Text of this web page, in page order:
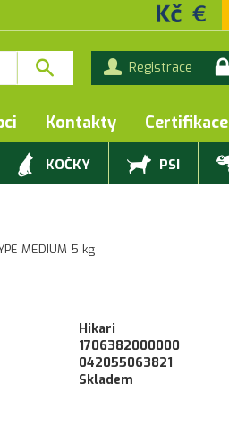
Registrace
Kontakty Certifikace
KOČKY PSI
MEDIUM 5 kg
Hikari
1706382000000
042055063821
Skladem